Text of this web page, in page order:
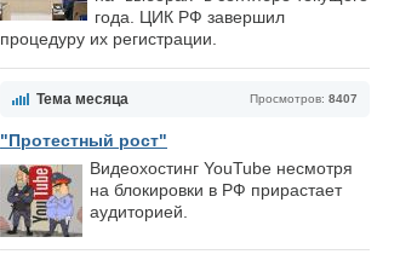
года. ЦИК РФ завершил
процедуру их регистрации.
Просмотров: 8407
Тема месяца
"Протестный рост"
Видеохостинг YouTube несмотря
на блокировки в РФ прирастает
аудиторией.